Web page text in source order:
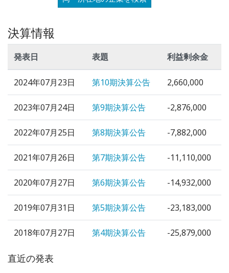
決算情報
発表日 表題 利益剰余金
2024年07月23日 第10期決算公告 2,660,000
2023年07月24日 第9期決算公告 -2,876,000
2022年07月25日 第8期決算公告 -7,882,000
2021年07月26日 第7期決算公告 -11,110,000
2020年07月27日 第6期決算公告 -14,932,000
2019年07月31日 第5期決算公告 -23,183,000
2018年07月27日 第4期決算公告 -25,879,000
直近の発表